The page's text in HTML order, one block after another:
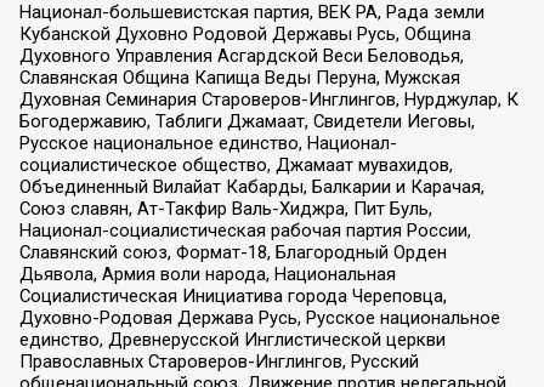
Национал-большевистская партия, ВЕК РА, Рада земли
Кубанской Духовно Родовой Державы Русь, Община
Духовного Управления Асгардской Веси Беловодья,
Славянская Община Капища Веды Перуна, Мужская
Духовная Семинария Староверов-Инглингов, Нурджулар, К
Богодержавию, Таблиги Джамаат, Свидетели Иеговы,
Русское национальное единство, Национал-
социалистическое общество, Джамаат мувахидов,
Объединенный Вилайат Кабарды, Балкарии и Карачая,
Союз славян, Ат-Такфир Валь-Хиджра, Пит Буль,
Национал-социалистическая рабочая партия России,
Славянский союз, Формат-18, Благородный Орден
Дьявола, Армия воли народа, Национальная
Социалистическая Инициатива города Череповца,
Духовно-Родовая Держава Русь, Русское национальное
единство, Древнерусской Инглистической церкви
Православных Староверов-Инглингов, Русский